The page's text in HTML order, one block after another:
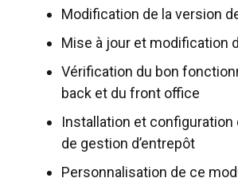
Modification de la version
Mise à jour et modification
Vérification du bon
back et du front office
Installation et configuration
de gestion d’entrepôt
Personnalisation de ce